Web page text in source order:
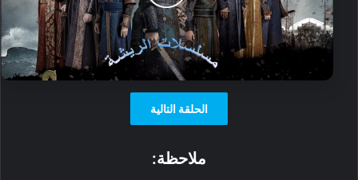
الحلقة التالية
ملاحظة: